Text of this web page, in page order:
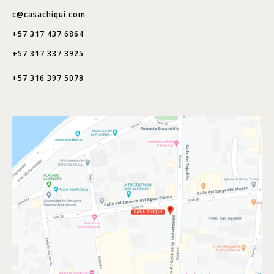
c@casachiqui.com
+57 317 437 6864
+57 317 337 3925
+57 316 397 5078